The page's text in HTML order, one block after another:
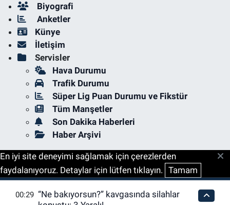
Biyografi
Anketler
Künye
İletişim
Servisler
Hava Durumu
Trafik Durumu
Süper Lig Puan Durumu ve Fikstür
Tüm Manşetler
Son Dakika Haberleri
Haber Arşivi
En iyi site deneyimi sağlamak için çerezlerden
faydalanıyoruz. Detaylar için lütfen tıklayın. Tamam
00:29 “Ne bakıyorsun?” kavgasında silahlar